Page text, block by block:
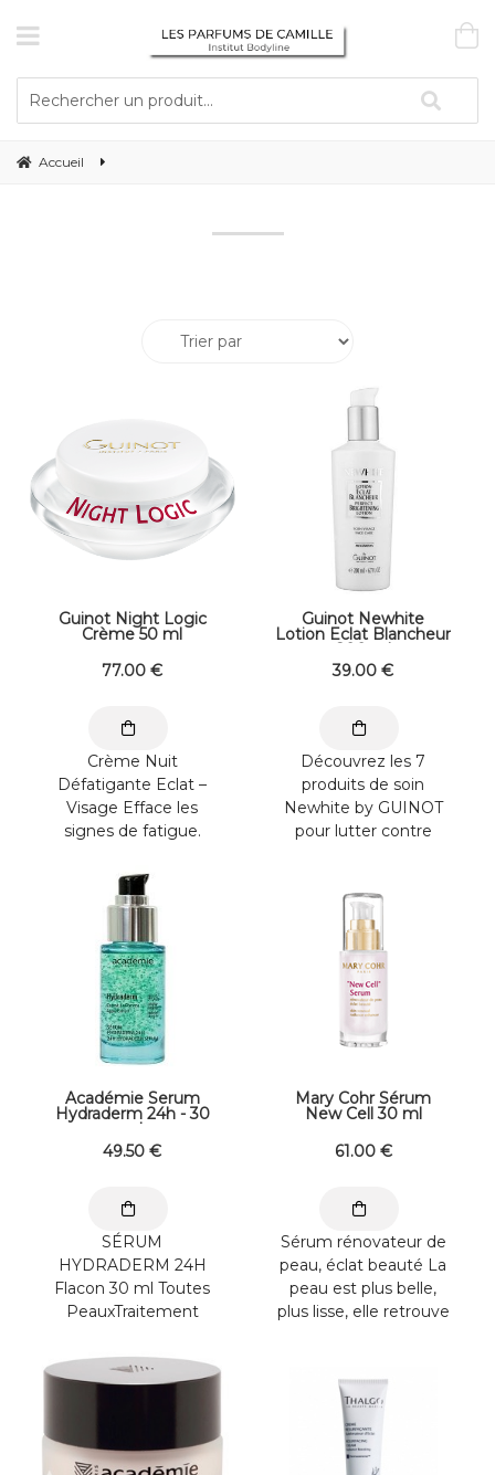
Accueil
Guinot Night Logic
Crème 50 ml
77.00 €
Crème Nuit
Défatigante Eclat –
Visage Efface les
signes de fatigue.
dénoue les tensions.
Teint frais et lumineux
au réveil. Laisse la
peau reposée, douce
et souple. Appliquer
quotidiennement le
soir sur l’ensemble ...
Guinot Newhite
Lotion Eclat Blancheur
200 ml
39.00 €
Découvrez les 7
produits de soin
Newhite by GUINOT
pour lutter contre
cutanée. NEWHITE
LOTION ECLAT
BLANCHEUR /
LOTION NEWHITE
VR040170.A13F
INGREDIENTS :
Water/Eau ...
Académie Serum
Hydraderm 24h - 30
ml
49.50 €
SÉRUM
HYDRADERM 24H
Flacon 30 ml Toutes
PeauxTraitement
en Eau Originelle de
Pomme, ce sérum
véritable prouesse
Mary Cohr Sérum
New Cell 30 ml
61.00 €
Sérum rénovateur de
peau, éclat beauté La
peau est plus belle,
plus lisse, elle retrouve
peau est affiné et
unifié : effet "peau
neuve". Le visage est
illuminé d’un nouvel